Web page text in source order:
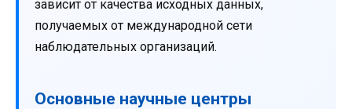
зависит от качества исходных данных,
получаемых от международной сети
наблюдательных организаций.
Основные научные центры